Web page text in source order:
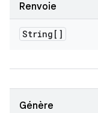
Renvoie
String[]
Génère